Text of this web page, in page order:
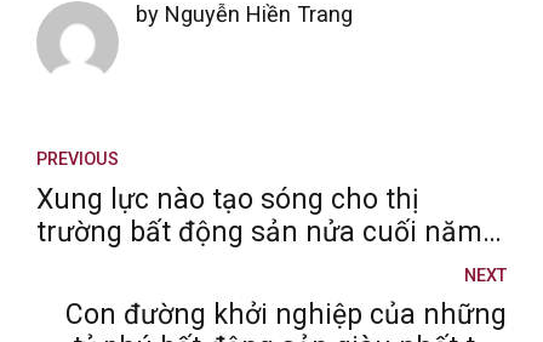
by Nguyễn Hiền Trang
PREVIOUS
Xung lực nào tạo sóng cho thị
trường bất động sản nửa cuối năm
NEXT
Con đường khởi nghiệp của những